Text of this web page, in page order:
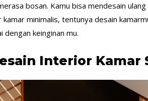
bosan. Kamu bisa mendesain
minimalis, tentunya desain
dengan keinginan mu.
Interior Kamar